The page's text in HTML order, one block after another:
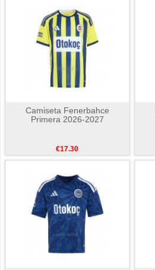
Camiseta Fenerbahce
Primera 2026-2027
€17.30